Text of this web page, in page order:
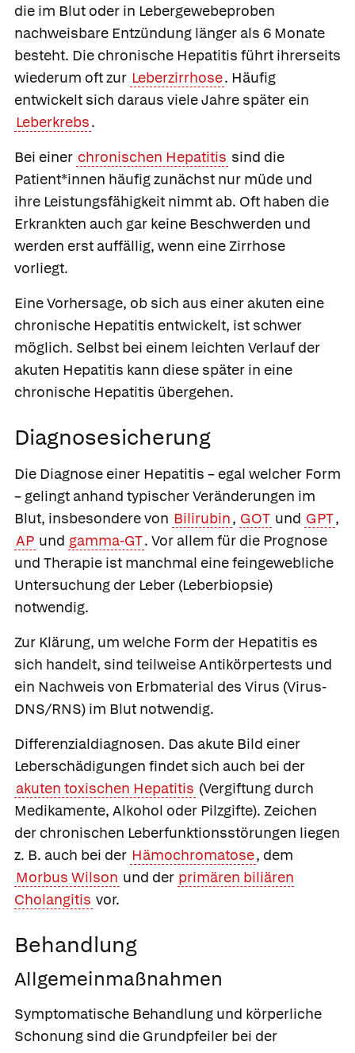
die im Blut oder in Lebergewebeproben
nachweisbare Entzündung länger als 6 Monate
besteht. Die chronische Hepatitis führt ihrerseits
wiederum oft zur Leberzirrhose. Häufig
entwickelt sich daraus viele Jahre später ein
Leberkrebs.
Bei einer chronischen Hepatitis sind die
Patient*innen häufig zunächst nur müde und
ihre Leistungsfähigkeit nimmt ab. Oft haben die
Erkrankten auch gar keine Beschwerden und
werden erst auffällig, wenn eine Zirrhose
vorliegt.
Eine Vorhersage, ob sich aus einer akuten eine
chronische Hepatitis entwickelt, ist schwer
möglich. Selbst bei einem leichten Verlauf der
akuten Hepatitis kann diese später in eine
chronische Hepatitis übergehen.
Diagnosesicherung
Die Diagnose einer Hepatitis – egal welcher Form
– gelingt anhand typischer Veränderungen im
Blut, insbesondere von Bilirubin, GOT und GPT,
AP und gamma-GT. Vor allem für die Prognose
und Therapie ist manchmal eine feingewebliche
Untersuchung der Leber (Leberbiopsie)
notwendig.
Zur Klärung, um welche Form der Hepatitis es
sich handelt, sind teilweise Antikörpertests und
ein Nachweis von Erbmaterial des Virus (Virus-
DNS/RNS) im Blut notwendig.
Differenzialdiagnosen. Das akute Bild einer
Leberschädigungen findet sich auch bei der
akuten toxischen Hepatitis (Vergiftung durch
Medikamente, Alkohol oder Pilzgifte). Zeichen
der chronischen Leberfunktionsstörungen liegen
z. B. auch bei der Hämochromatose, dem
Morbus Wilson und der primären biliären
Cholangitis vor.
Behandlung
Allgemeinmaßnahmen
Symptomatische Behandlung und körperliche
Schonung sind die Grundpfeiler bei der